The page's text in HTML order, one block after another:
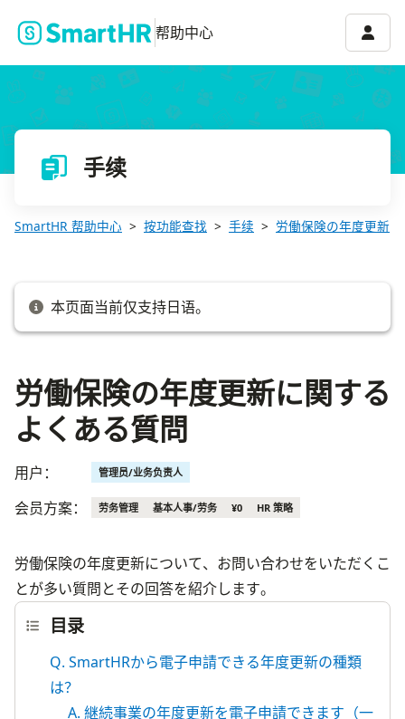
帮助中心 账号
手续
SmartHR 帮助中心 按功能查找 手续 労働保険の年度更新
本页面当前仅支持日语。
労働保険の年度更新に関する
よくある質問
用户： 管理员/业务负责人
会员方案： 劳务管理 基本人事/劳务 ¥0 HR 策略
労働保険の年度更新について、お問い合わせをいただくこ
とが多い質問とその回答を紹介します。
目录
Q. SmartHRから電子申請できる年度更新の種類
は？
A. 継続事業の年度更新を電子申請できます（一